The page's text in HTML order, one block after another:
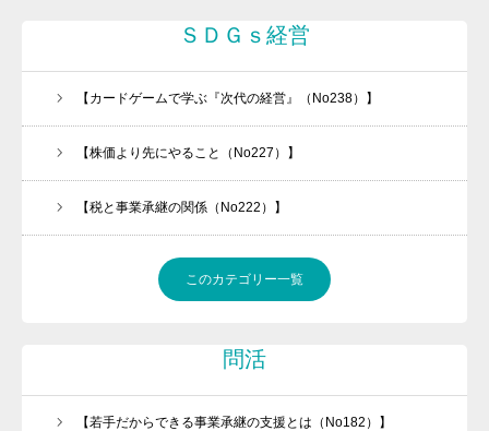
ＳＤＧｓ経営
【カードゲームで学ぶ『次代の経営』（No238）】
【株価より先にやること（No227）】
【税と事業承継の関係（No222）】
このカテゴリー一覧
問活
【若手だからできる事業承継の支援とは（No182）】